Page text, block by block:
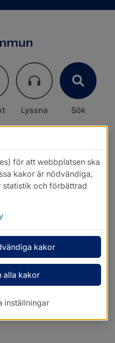
Lyssna Sök
för att webbplatsen ska
kakor är nödvändiga,
statistik och förbättrad
kakor
alla kakor
inställningar